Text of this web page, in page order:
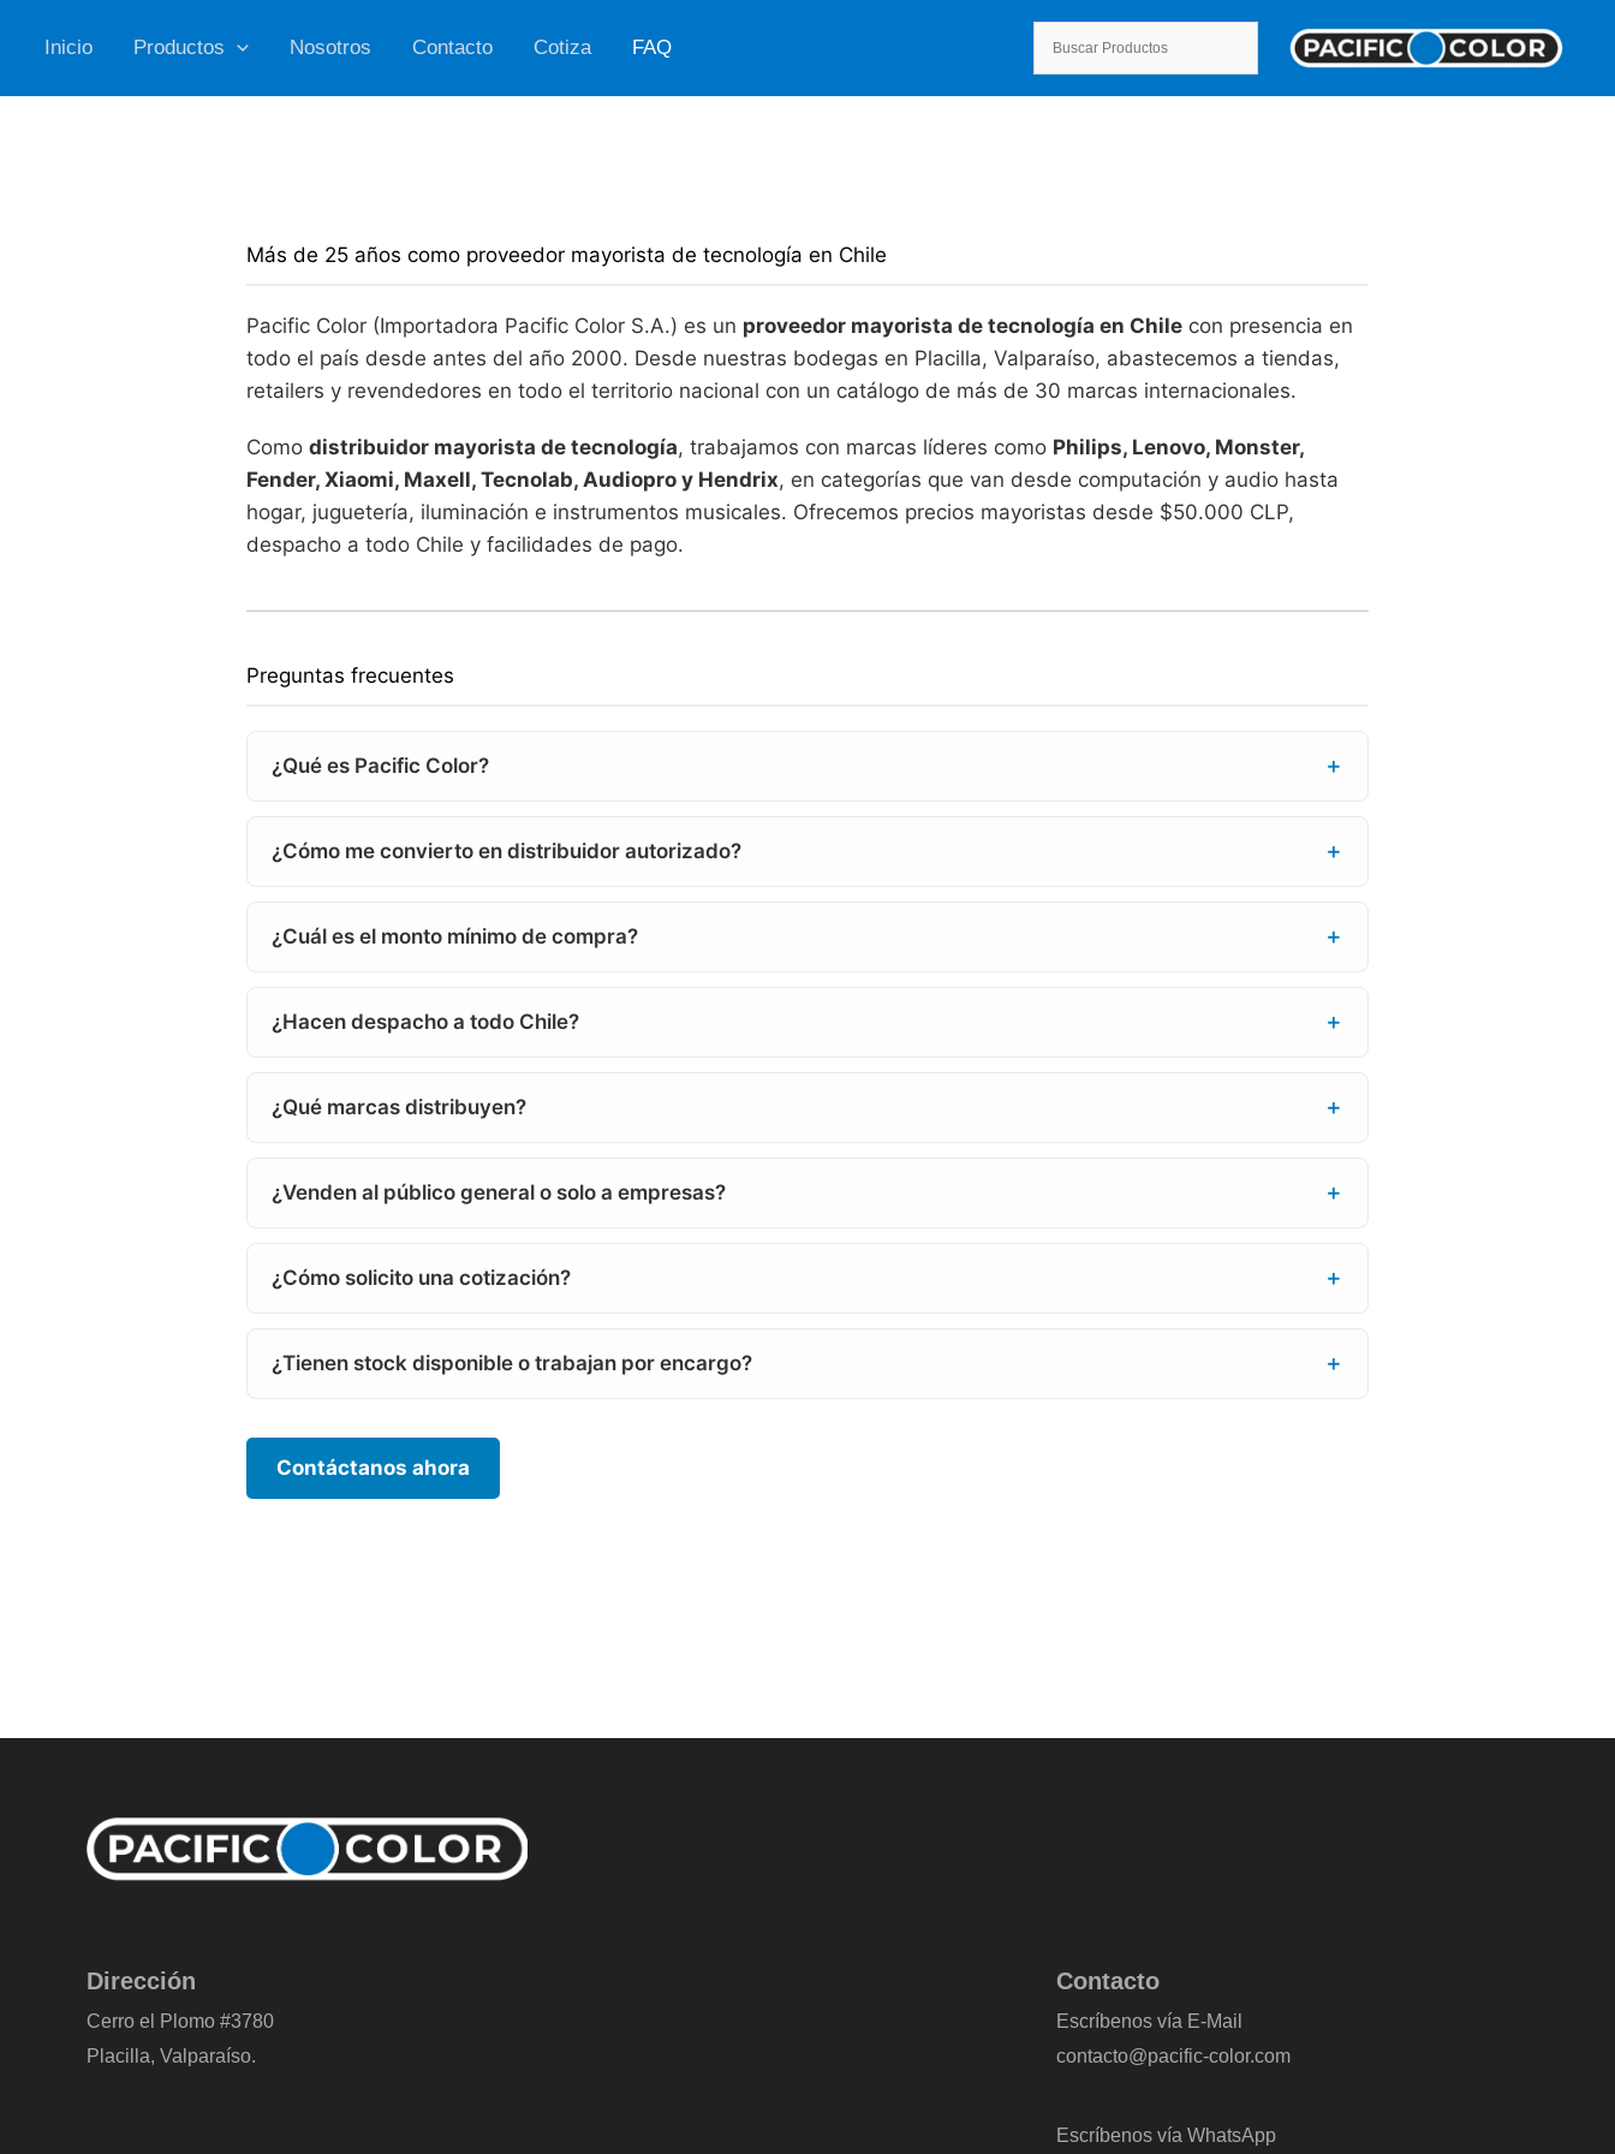
contenido
Inicio Productos Nosotros Contacto Cotiza FAQ
Más de 25 años como proveedor mayorista de tecnología en Chile
Pacific Color (Importadora Pacific Color S.A.) es un proveedor mayorista de tecnología en Chile con presencia en
todo el país desde antes del año 2000. Desde nuestras bodegas en Placilla, Valparaíso, abastecemos a tiendas,
retailers y revendedores en todo el territorio nacional con un catálogo de más de 30 marcas internacionales.
Comodistribuidor mayorista de tecnología, trabajamos con marcas líderes como Philips, Lenovo, Monster,
Fender, Xiaomi, Maxell, Tecnolab, Audiopro y Hendrix, en categorías que van desde computación y audio hasta
hogar, juguetería, iluminación e instrumentos musicales. Ofrecemos precios mayoristas desde $50.000 CLP,
despacho a todo Chile y facilidades de pago.
Preguntas frecuentes
¿Qué es Pacific Color?
¿Cómo me convierto en distribuidor autorizado?
¿Cuál es el monto mínimo de compra?
¿Hacen despacho a todo Chile?
¿Qué marcas distribuyen?
¿Venden al público general o solo a empresas?
¿Cómo solicito una cotización?
¿Tienen stock disponible o trabajan por encargo?
Contáctanos ahora
Dirección
Cerro el Plomo #3780
Placilla, Valparaíso.
Contacto
Escríbenos vía E-Mail
contacto@pacific-color.com
Escríbenos vía WhatsApp